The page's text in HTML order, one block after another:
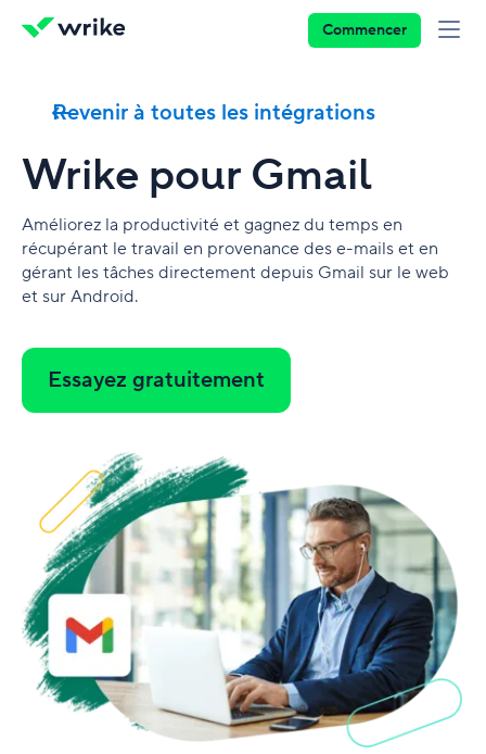
Commencer
Revenir à toutes les intégrations
Wrike pour Gmail
Améliorez la productivité et gagnez du temps en
récupérant le travail en provenance des e-mails et en
gérant les tâches directement depuis Gmail sur le web
et sur Android.
Essayez gratuitement